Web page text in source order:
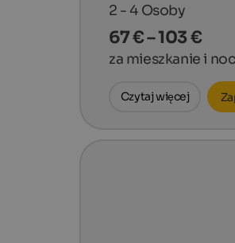
2 - 4 Osoby
67 € – 103 €
za mieszkanie i noc
Czytaj więcej